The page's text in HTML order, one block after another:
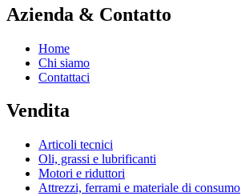
Azienda & Contatto
Home
Chi siamo
Contattaci
Vendita
Articoli tecnici
Oli, grassi e lubrificanti
Motori e riduttori
Attrezzi, ferrami e materiale di consumo